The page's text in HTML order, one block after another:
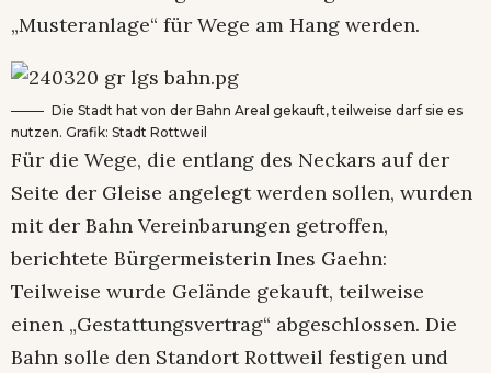
„Musteranlage“ für Wege am Hang werden.
Die Stadt hat von der Bahn Areal gekauft, teilweise darf sie es
nutzen. Grafik: Stadt Rottweil
Für die Wege, die entlang des Neckars auf der
Seite der Gleise angelegt werden sollen, wurden
mit der Bahn Vereinbarungen getroffen,
berichtete Bürgermeisterin Ines Gaehn:
Teilweise wurde Gelände gekauft, teilweise
einen „Gestattungsvertrag“ abgeschlossen. Die
Bahn solle den Standort Rottweil festigen und